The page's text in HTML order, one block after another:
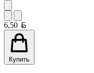
6,50
Купить